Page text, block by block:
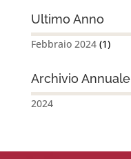
Ultimo Anno
Febbraio 2024(1)
Archivio Annuale
2024